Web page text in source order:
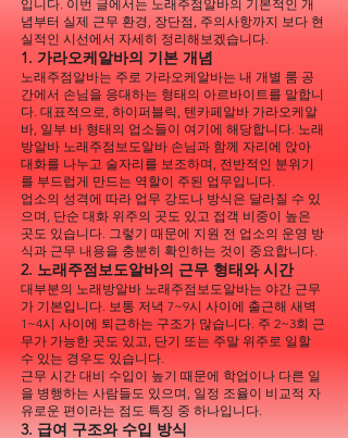
입니다. 이번 글에서는 노래주점알바의 기본적인 개
념부터 실제 근무 환경, 장단점, 주의사항까지 보다 현
실적인 시선에서 자세히 정리해보겠습니다.
1. 가라오케알바의 기본 개념
노래주점알바는 주로 가라오케알바는 내 개별 룸 공
간에서 손님을 응대하는 형태의 아르바이트를 말합니
다. 대표적으로, 하이퍼블릭, 텐카페알바 가라오케알
바, 일부 바 형태의 업소들이 여기에 해당합니다. 노래
방알바 노래주점보도알바 손님과 함께 자리에 앉아
대화를 나누고 술자리를 보조하며, 전반적인 분위기
를 부드럽게 만드는 역할이 주된 업무입니다.
업소의 성격에 따라 업무 강도나 방식은 달라질 수 있
으며, 단순 대화 위주의 곳도 있고 접객 비중이 높은
곳도 있습니다. 그렇기 때문에 지원 전 업소의 운영 방
식과 근무 내용을 충분히 확인하는 것이 중요합니다.
2. 노래주점보도알바의 근무 형태와 시간
대부분의 노래방알바 노래주점보도알바는 야간 근무
가 기본입니다. 보통 저녁 7~9시 사이에 출근해 새벽
1~4시 사이에 퇴근하는 구조가 많습니다. 주 2~3회 근
무가 가능한 곳도 있고, 단기 또는 주말 위주로 일할
수 있는 경우도 있습니다.
근무 시간 대비 수입이 높기 때문에 학업이나 다른 일
을 병행하는 사람들도 있으며, 일정 조율이 비교적 자
유로운 편이라는 점도 특징 중 하나입니다.
3. 급여 구조와 수입 방식